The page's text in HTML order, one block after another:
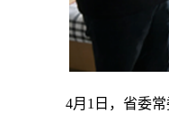
4月1日，省委